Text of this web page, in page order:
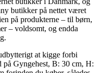
butikker på nettet været
på produkterne – til børn,
– voldsomt, og endda
at kigge forbi
på Gyngehest, B: 30 cm, H: